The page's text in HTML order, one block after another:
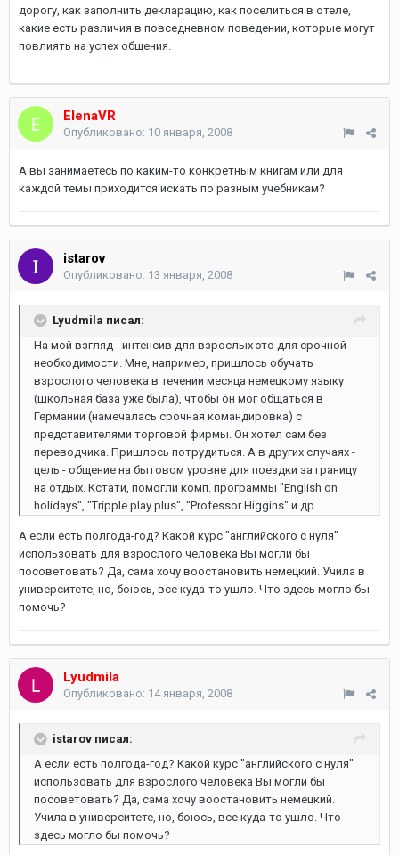
дорогу, как заполнить декларацию, как поселиться в отеле,
какие есть различия в повседневном поведении, которые могут
повлиять на успех общения.
ElenaVR
Опубликовано: 10 января, 2008
А вы занимаетесь по каким-то конкретным книгам или для
каждой темы приходится искать по разным учебникам?
istarov
Опубликовано: 13 января, 2008
Lyudmila писал:
На мой взгляд - интенсив для взрослых это для срочной
необходимости. Мне, например, пришлось обучать
взрослого человека в течении месяца немецкому языку
(школьная база уже была), чтобы он мог общаться в
Германии (намечалась срочная командировка) с
представителями торговой фирмы. Он хотел сам без
переводчика. Пришлось потрудиться. А в других случаях -
цель - общение на бытовом уровне для поездки за границу
на отдых. Кстати, помогли комп. программы "English on
holidays", "Tripple play plus", "Professor Higgins" и др.
А если есть полгода-год? Какой курс "английского с нуля"
использовать для взрослого человека Вы могли бы
посоветовать? Да, сама хочу воостановить немецкий. Учила в
университете, но, боюсь, все куда-то ушло. Что здесь могло бы
помочь?
Lyudmila
Опубликовано: 14 января, 2008
istarov писал:
А если есть полгода-год? Какой курс "английского с нуля"
использовать для взрослого человека Вы могли бы
посоветовать? Да, сама хочу воостановить немецкий.
Учила в университете, но, боюсь, все куда-то ушло. Что
здесь могло бы помочь?